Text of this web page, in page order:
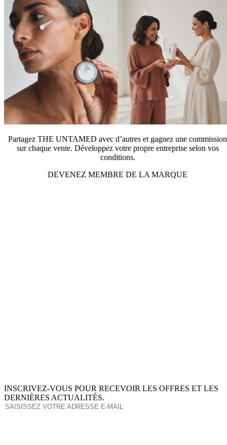
Partagez THE UNTAMED avec d’autres et gagnez une commission
sur chaque vente. Développez votre propre entreprise selon vos
conditions.
DEVENEZ MEMBRE DE LA MARQUE
INSCRIVEZ-VOUS POUR RECEVOIR LES OFFRES ET LES
DERNIÈRES ACTUALITÉS.